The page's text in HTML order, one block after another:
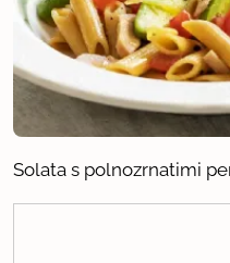
Solata s polnozrnatimi